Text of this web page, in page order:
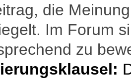
die
Im Forum
zu